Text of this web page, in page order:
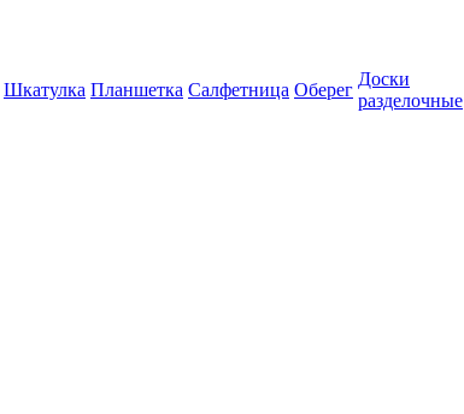
Шкатулка Планшетка Салфетница Оберег
Доски
разделочные